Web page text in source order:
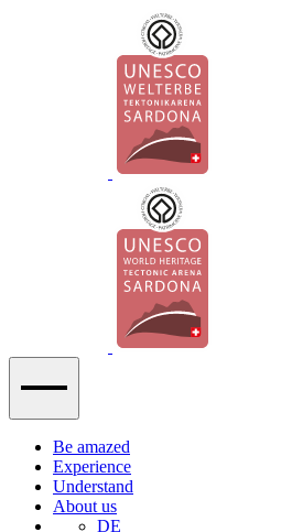
Be amazed
Experience
Understand
About us
DE